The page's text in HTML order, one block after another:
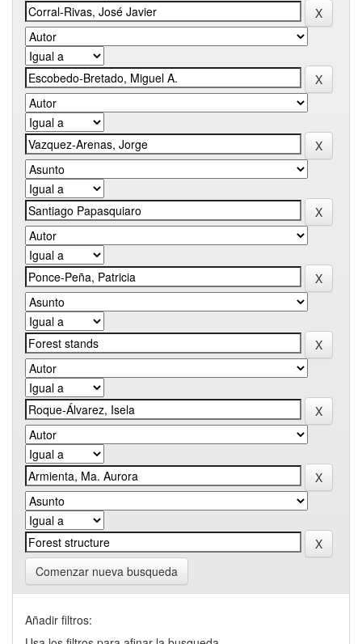
Comenzar nueva busqueda
Añadir filtros: